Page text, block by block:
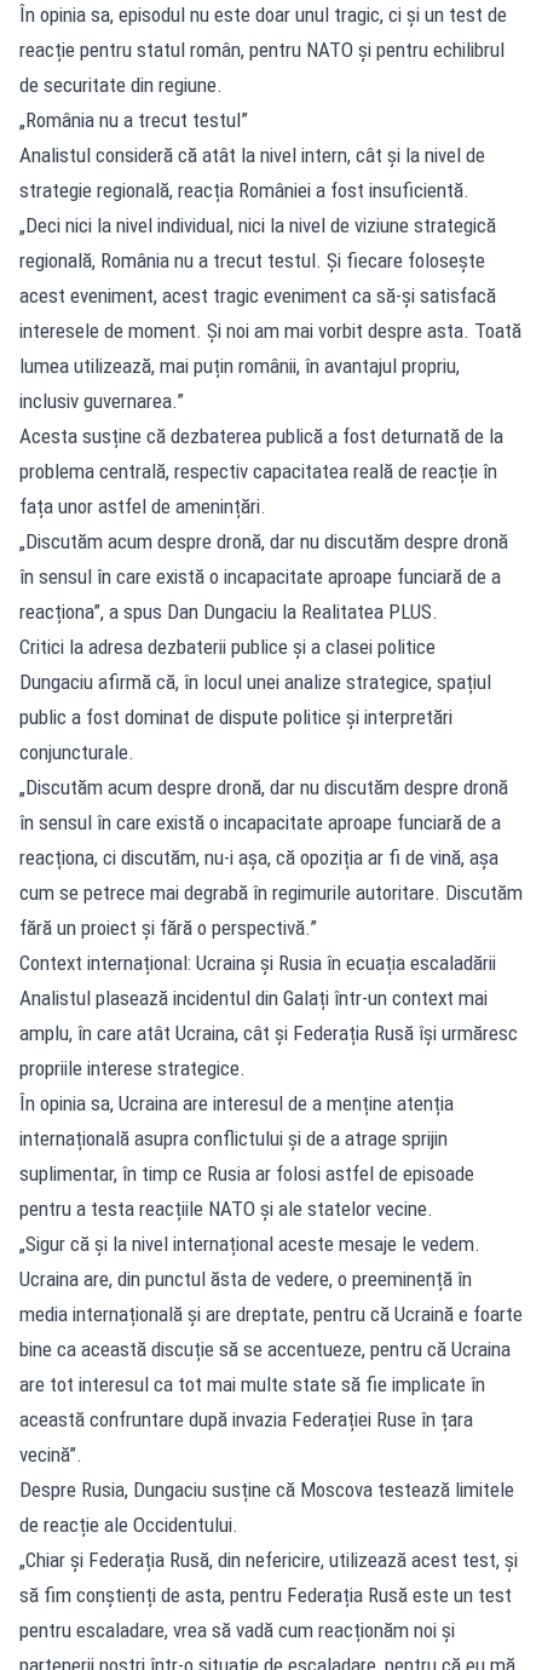
În opinia sa, episodul nu este doar unul tragic, ci și un test de
reacție pentru statul român, pentru NATO și pentru echilibrul
de securitate din regiune.
„România nu a trecut testul”
Analistul consideră că atât la nivel intern, cât și la nivel de
strategie regională, reacția României a fost insuficientă.
„Deci nici la nivel individual, nici la nivel de viziune strategică
regională, România nu a trecut testul. Și fiecare folosește
acest eveniment, acest tragic eveniment ca să-și satisfacă
interesele de moment. Și noi am mai vorbit despre asta. Toată
lumea utilizează, mai puțin românii, în avantajul propriu,
inclusiv guvernarea.”
Acesta susține că dezbaterea publică a fost deturnată de la
problema centrală, respectiv capacitatea reală de reacție în
fața unor astfel de amenințări.
„Discutăm acum despre dronă, dar nu discutăm despre dronă
în sensul în care există o incapacitate aproape funciară de a
reacționa”, a spus Dan Dungaciu la Realitatea PLUS.
Critici la adresa dezbaterii publice și a clasei politice
Dungaciu afirmă că, în locul unei analize strategice, spațiul
public a fost dominat de dispute politice și interpretări
conjuncturale.
„Discutăm acum despre dronă, dar nu discutăm despre dronă
în sensul în care există o incapacitate aproape funciară de a
reacționa, ci discutăm, nu-i așa, că opoziția ar fi de vină, așa
cum se petrece mai degrabă în regimurile autoritare. Discutăm
fără un proiect și fără o perspectivă.”
Context internațional: Ucraina și Rusia în ecuația escaladării
Analistul plasează incidentul din Galați într-un context mai
amplu, în care atât Ucraina, cât și Federația Rusă își urmăresc
propriile interese strategice.
În opinia sa, Ucraina are interesul de a menține atenția
internațională asupra conflictului și de a atrage sprijin
suplimentar, în timp ce Rusia ar folosi astfel de episoade
pentru a testa reacțiile NATO și ale statelor vecine.
„Sigur că și la nivel internațional aceste mesaje le vedem.
Ucraina are, din punctul ăsta de vedere, o preeminență în
media internațională și are dreptate, pentru că Ucraină e foarte
bine ca această discuție să se accentueze, pentru că Ucraina
are tot interesul ca tot mai multe state să fie implicate în
această confruntare după invazia Federației Ruse în țara
vecină”.
Despre Rusia, Dungaciu susține că Moscova testează limitele
de reacție ale Occidentului.
„Chiar și Federația Rusă, din nefericire, utilizează acest test, și
să fim conștienți de asta, pentru Federația Rusă este un test
pentru escaladare, vrea să vadă cum reacționăm noi și
partenerii noștri într-o situație de escaladare, pentru că eu mă